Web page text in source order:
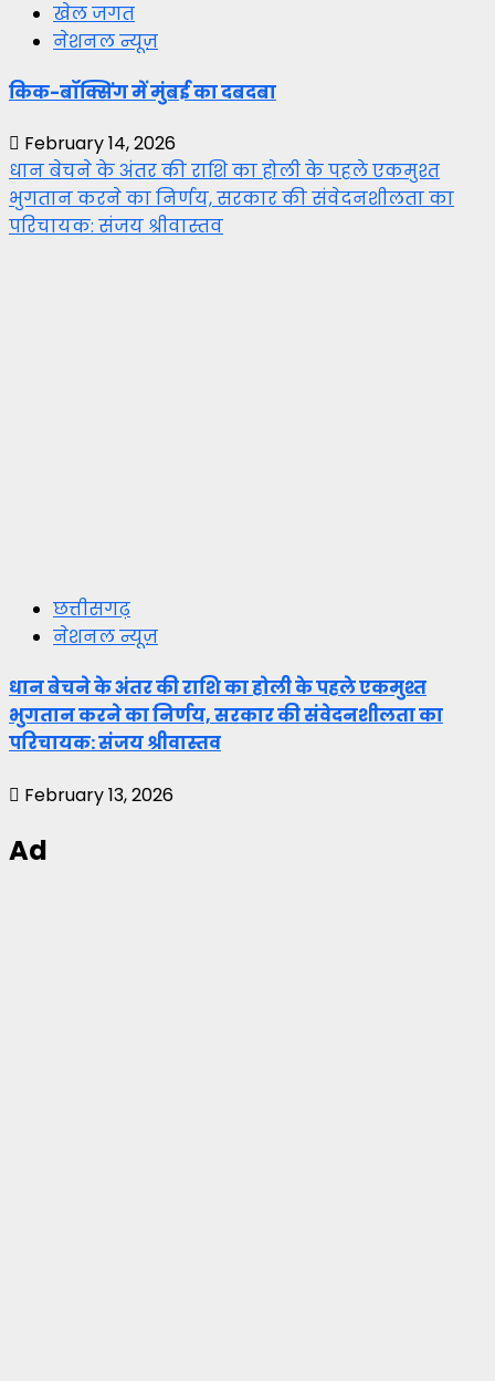
खेल जगत
नेशनल न्यूज़
किक-बॉक्सिंग में मुंबई का दबदबा
February 14, 2026
धान बेचने के अंतर की राशि का होली के पहले एकमुश्त
भुगतान करने का निर्णय, सरकार की संवेदनशीलता का
परिचायक: संजय श्रीवास्तव
छत्तीसगढ़
नेशनल न्यूज़
धान बेचने के अंतर की राशि का होली के पहले एकमुश्त
भुगतान करने का निर्णय, सरकार की संवेदनशीलता का
परिचायक: संजय श्रीवास्तव
February 13, 2026
Ad